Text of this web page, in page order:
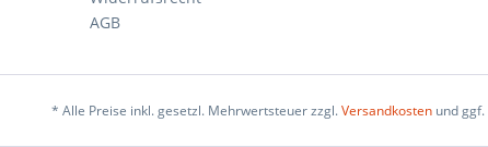
AGB
* Alle Preise inkl. gesetzl. Mehrwertsteuer zzgl.Versandkostenund ggf.